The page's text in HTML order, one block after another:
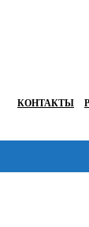
КОНТАКТЫ